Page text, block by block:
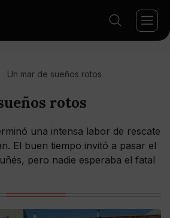
Un mar de sueños rotos
rotos
una intensa labor de rescate
El buen tiempo invitó a pasar el
pero nadie esperaba el fatal